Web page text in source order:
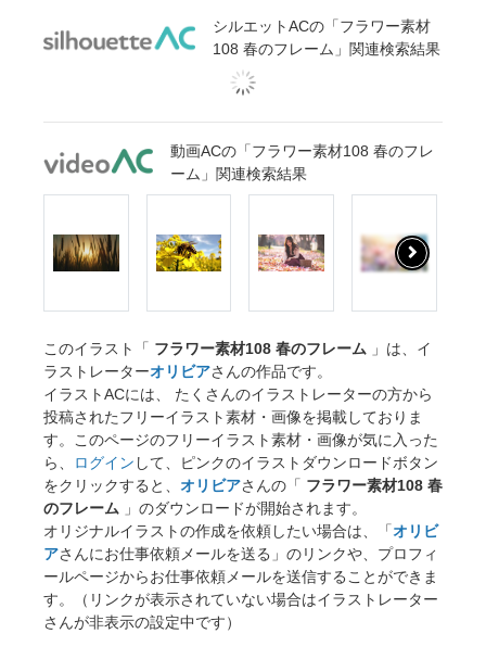
シルエットACの「フラワー素材
108 春のフレーム」関連検索結果
動画ACの「フラワー素材108 春のフレ
ーム」関連検索結果
このイラスト「 フラワー素材108 春のフレーム 」は、イ
ラストレーターオリビアさんの作品です。
イラストACには、 たくさんのイラストレーターの方から
投稿されたフリーイラスト素材・画像を掲載しておりま
す。このページのフリーイラスト素材・画像が気に入った
ら、
ログイン して、ピンクのイラストダウンロードボタン
をクリックすると、 オリビアさんの「 フラワー素材108 春
のフレーム 」のダウンロードが開始されます。
オリジナルイラストの作成を依頼したい場合は、「オリビ
アさんにお仕事依頼メールを送る」のリンクや、プロフィ
ールページからお仕事依頼メールを送信することができま
す。（リンクが表示されていない場合はイラストレーター
さんが非表示の設定中です）